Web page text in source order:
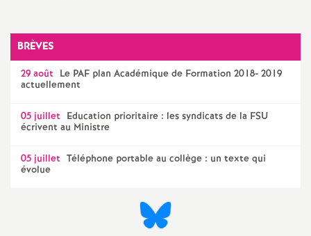
o
n
a
l
BRÈVES
29 août Le PAF plan Académique de Formation 2018- 2019
actuellement
05 juillet Education prioritaire : les syndicats de la FSU
écrivent au Ministre
05 juillet Téléphone portable au collège : un texte qui
évolue